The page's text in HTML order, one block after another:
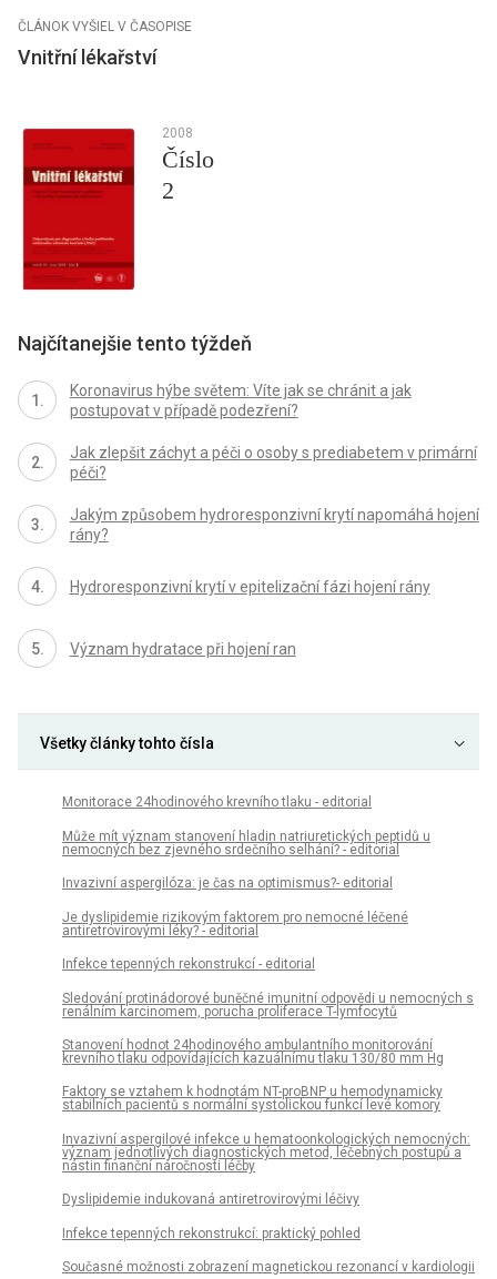
ČLÁNOK VYŠIEL V ČASOPISE
Vnitřní lékařství
2008
Číslo
2
Najčítanejšie tento týždeň
Koronavirus hýbe světem: Víte jak se chránit a jak
postupovat v případě podezření?
Jak zlepšit záchyt a péči o osoby s prediabetem v primární
péči?
Jakým způsobem hydroresponzivní krytí napomáhá hojení
rány?
Hydroresponzivní krytí v epitelizační fázi hojení rány
Význam hydratace při hojení ran
Všetky články tohto čísla
Monitorace 24hodinového krevního tlaku - editorial
Může mít význam stanovení hladin natriuretických peptidů u
nemocných bez zjevného srdečního selhání? - editorial
Invazivní aspergilóza: je čas na optimismus?- editorial
Je dyslipidemie rizikovým faktorem pro nemocné léčené
antiretrovirovými léky? - editorial
Infekce tepenných rekonstrukcí - editorial
Sledování protinádorové buněčné imunitní odpovědi u nemocných s
renálním karcinomem, porucha proliferace T-lymfocytů
Stanovení hodnot 24hodinového ambulantního monitorování
krevního tlaku odpovídajících kazuálnímu tlaku 130/80 mm Hg
Faktory se vztahem k hodnotám NT-proBNP u hemodynamicky
stabilních pacientů s normální systolickou funkcí levé komory
Invazivní aspergilové infekce u hematoonkologických nemocných:
význam jednotlivých diagnostických metod, léčebných postupů a
nástin finanční náročnosti léčby
Dyslipidemie indukovaná antiretrovirovými léčivy
Infekce tepenných rekonstrukcí: praktický pohled
Současné možnosti zobrazení magnetickou rezonancí v kardiologii